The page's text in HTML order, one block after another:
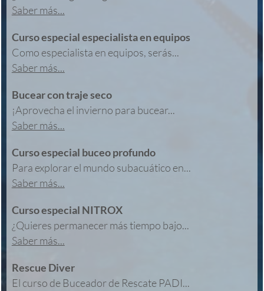
Saber más...
Curso especial especialista en equipos
Como especialista en equipos, serás...
Saber más...
Bucear con traje seco
¡Aprovecha el invierno para bucear...
Saber más...
Curso especial buceo profundo
Para explorar el mundo subacuático en...
Saber más...
Curso especial NITROX
¿Quieres permanecer más tiempo bajo...
Saber más...
Rescue Diver
El curso de Buceador de Rescate PADI...